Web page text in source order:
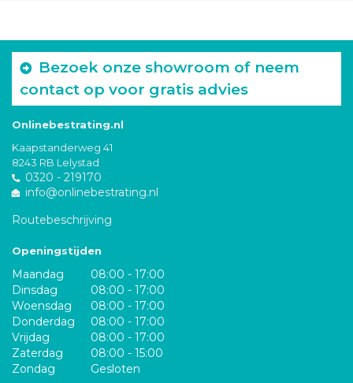
Bezoek onze showroom of neem
contact op voor gratis advies
Onlinebestrating.nl
Kaapstanderweg 41
8243 RB Lelystad
0320 - 219170
info@onlinebestrating.nl
Routebeschrijving
Openingstijden
Maandag
08:00 - 17:00
Dinsdag
08:00 - 17:00
Woensdag
08:00 - 17:00
Donderdag
08:00 - 17:00
Vrijdag
08:00 - 17:00
Zaterdag
08:00 - 15:00
Zondag
Gesloten